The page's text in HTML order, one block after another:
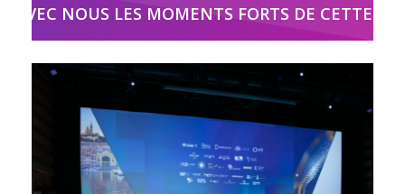
AVEC NOUS LES MOMENTS FORTS DE CETTE